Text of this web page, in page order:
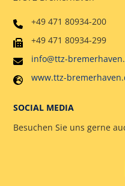
+49 471 80934-200
+49 471 80934-299
info@ttz-
www.ttz-
SOCIAL MEDIA
Besuchen Sie uns gerne